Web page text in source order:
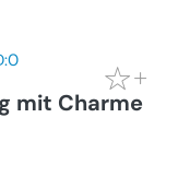
mit Charme